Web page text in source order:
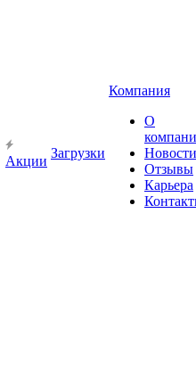
Акции
Загрузки
Компания
О
Новости
Отзывы
Карьера